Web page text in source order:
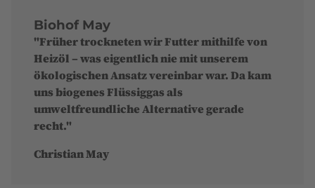
Biohof May
"Früher trockneten wir Futter mithilfe von
Heizöl – was eigentlich nie mit unserem
ökologischen Ansatz vereinbar war. Da kam
uns biogenes Flüssiggas als
umweltfreundliche Alternative gerade
recht."
Christian May